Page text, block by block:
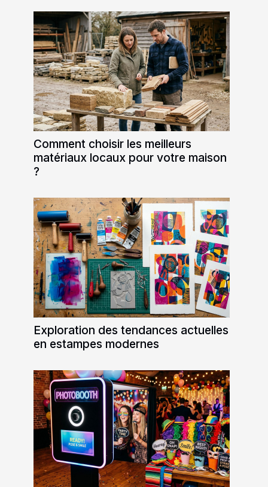
Comment choisir les meilleurs
matériaux locaux pour votre maison
?
Exploration des tendances actuelles
en estampes modernes